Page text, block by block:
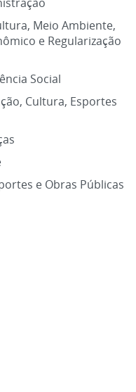
Meio Ambiente,
e Regularização
Social
Cultura, Esportes
e Obras Públicas